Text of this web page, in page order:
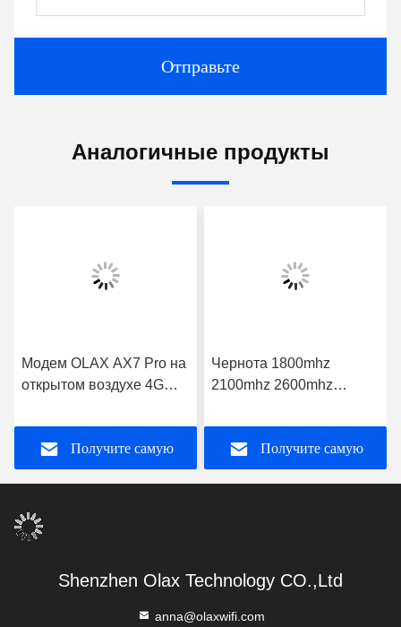
Отправьте
Аналогичные продукты
Модем OLAX AX7 Pro на
открытом воздухе 4G
300mbps SIM-карты
Получите самую
Чернота 1800mhz
2100mhz 2600mhz
сигнала OLAX WR01 4G
LTE мобильная
Получите самую
Shenzhen Olax Technology CO.,Ltd
anna@olaxwifi.com